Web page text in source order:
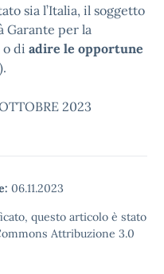
sia l’Italia, il soggetto
Garante per la
di adire le opportune
2023
06.11.2023
questo articolo è stato
Attribuzione 3.0